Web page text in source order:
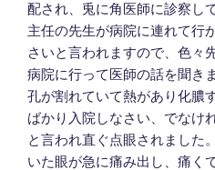
配され、兎に角医師に診察し
主任の先生が病院に連れて行
さいと言われますので、色々
病院に行って医師の話を聞き
孔が割れていて熱があり化膿
ばかり入院しなさい、でなけ
と言われ直ぐ点眼されました
いた眼が急に痛み出し、痛く